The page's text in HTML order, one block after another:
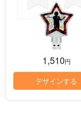
1,510円
デザインする